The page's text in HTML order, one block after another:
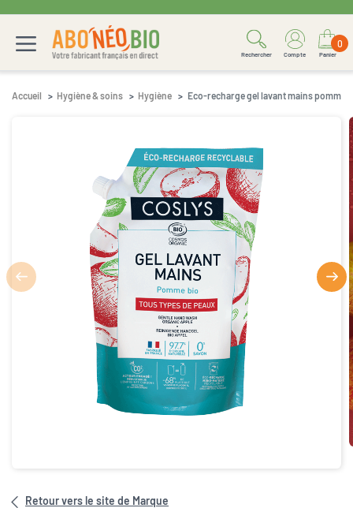
Rechercher Compte
0
Panier
Accueil Hygiène & soins Hygiène Eco-recharge gel lavant mains pomme
Retour vers le site de Marque